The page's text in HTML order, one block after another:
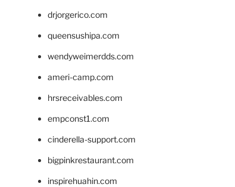
drjorgerico.com
queensushipa.com
wendyweimerdds.com
ameri-camp.com
hrsreceivables.com
empconst1.com
cinderella-support.com
bigpinkrestaurant.com
inspirehuahin.com